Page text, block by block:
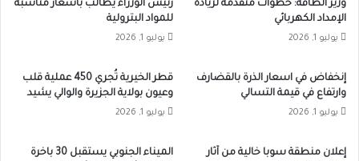
وزير الطاقة: خطوات متقدمة لزيادة
الإمداد الكهربائي
يوليو 1, 2026
رئيس الوزراء يطالب بأسعار مناسبة
للمواد البترولية
يوليو 1, 2026
إنخفاض في اسعار الذرة بالقضارف
وارتفاع في قيمة التسالي
يوليو 1, 2026
قطر الخيرية تُجري 450 عملية قلب
وعيون بولاية الجزيرة والوالي يشيد
يوليو 1, 2026
إعلان منطقة سوبا خالية من آثار
الميناء الجنوبي يستقبل 30 باخرة